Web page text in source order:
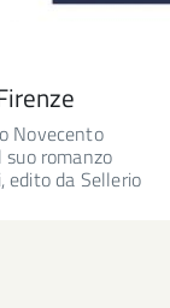
Novecento
romanzo
edito da Sellerio